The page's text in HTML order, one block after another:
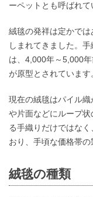
ーペットとも呼ばれて
絨毯の発祥は定かで
しまれてきました。
は、4,000年～5,000
が原型とされています
現在の絨毯はパイル
や片面などにループ
る手織りだけではな
おり、手頃な価格帯の
絨毯の種類